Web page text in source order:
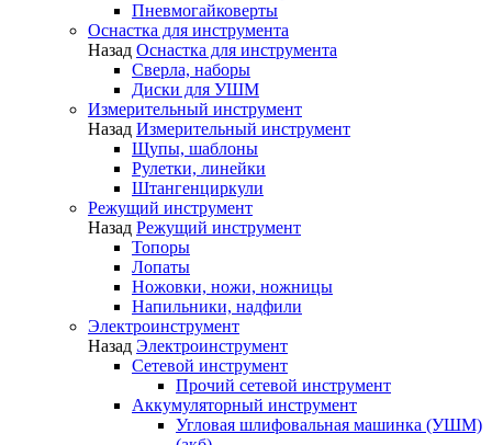
Пневмогайковерты
Оснастка для инструмента
Назад Оснастка для инструмента
Сверла, наборы
Диски для УШМ
Измерительный инструмент
Назад Измерительный инструмент
Щупы, шаблоны
Рулетки, линейки
Штангенциркули
Режущий инструмент
Назад Режущий инструмент
Топоры
Лопаты
Ножовки, ножи, ножницы
Напильники, надфили
Электроинструмент
Назад Электроинструмент
Сетевой инструмент
Прочий сетевой инструмент
Аккумуляторный инструмент
Угловая шлифовальная машинка (УШМ)